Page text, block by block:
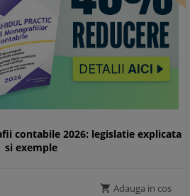
contabile 2026: legislatie explicata
si exemple
 Adauga in cos